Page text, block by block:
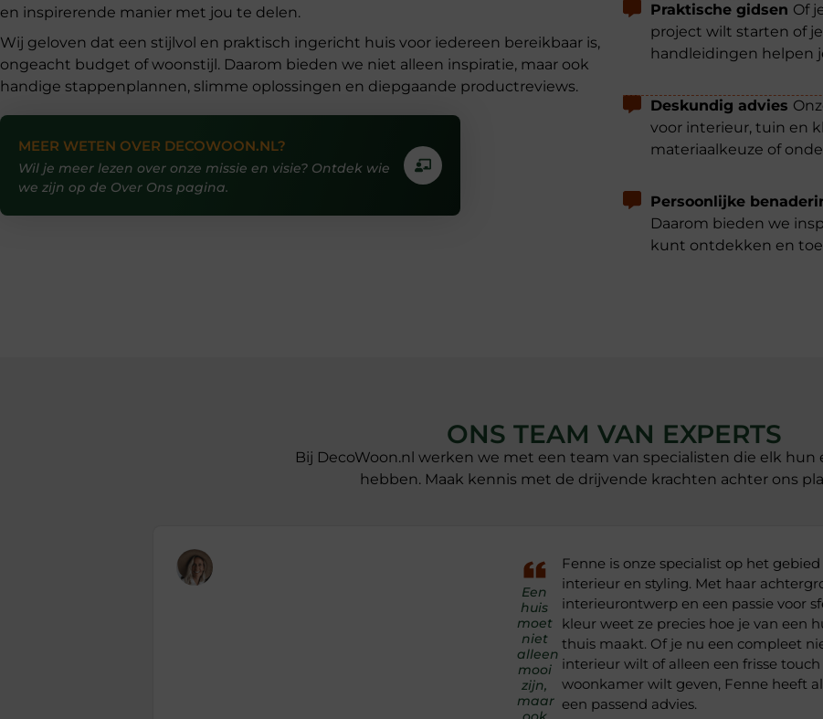
en inspirerende manier met jou te delen.
Wij geloven dat een stijlvol en praktisch ingericht huis voor iedereen bereikbaar is,
ongeacht budget of woonstijl. Daarom bieden we niet alleen inspiratie, maar ook
handige stappenplannen, slimme oplossingen en diepgaande productreviews.
MEER WETEN OVER DECOWOON.NL?
Wil je meer lezen over onze missie en visie? Ontdek wie
we zijn op de Over Ons pagina.
Praktische gidsen Of
project wilt starten of
handleidingen helpen
Deskundig advies
voor interieur, tuin en
materiaalkeuze of
Persoonlijke
Daarom bieden we
kunt ontdekken en
ONS TEAM VAN EXPERTS
Bij DecoWoon.nl werken we met een team van specialisten die elk hun
hebben. Maak kennis met de drijvende krachten achter ons
Een
huis
moet
niet
alleen
mooi
zijn,
maar
Fenne is onze specialist op het gebied
interieur en styling. Met haar
interieurontwerp en een passie voor
kleur weet ze precies hoe je van een
thuis maakt. Of je nu een compleet
interieur wilt of alleen een frisse touch
woonkamer wilt geven, Fenne heeft
een passend advies.